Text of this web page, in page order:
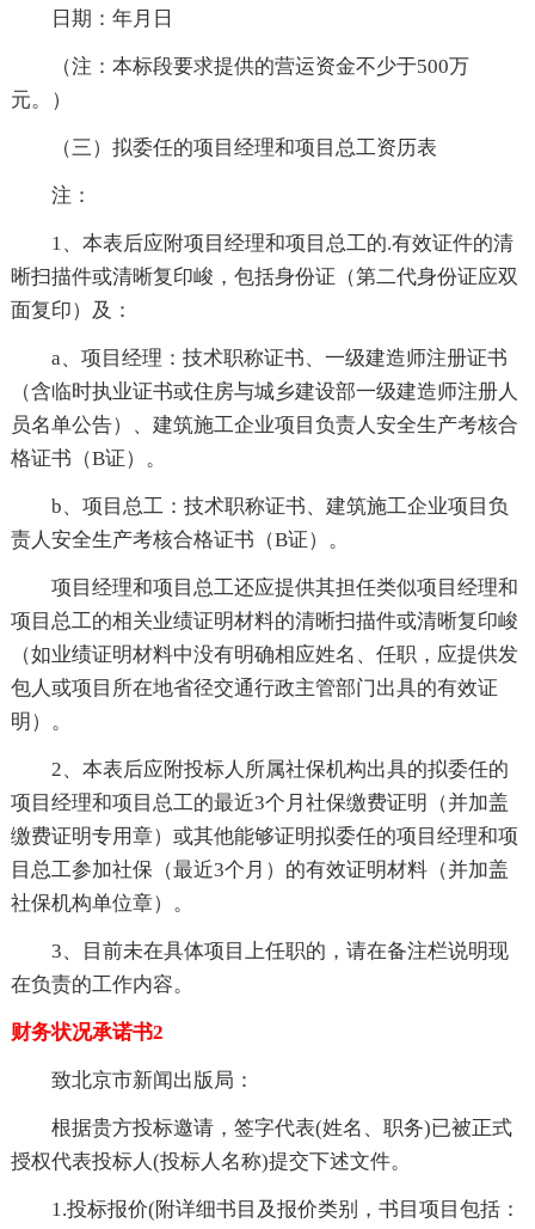
日期：年月日
（注：本标段要求提供的营运资金不少于500万
元。）
（三）拟委任的项目经理和项目总工资历表
注：
1、本表后应附项目经理和项目总工的.有效证件的清
晰扫描件或清晰复印峻，包括身份证（第二代身份证应双
面复印）及：
a、项目经理：技术职称证书、一级建造师注册证书
（含临时执业证书或住房与城乡建设部一级建造师注册人
员名单公告）、建筑施工企业项目负责人安全生产考核合
格证书（B证）。
b、项目总工：技术职称证书、建筑施工企业项目负
责人安全生产考核合格证书（B证）。
项目经理和项目总工还应提供其担任类似项目经理和
项目总工的相关业绩证明材料的清晰扫描件或清晰复印峻
（如业绩证明材料中没有明确相应姓名、任职，应提供发
包人或项目所在地省径交通行政主管部门出具的有效证
明）。
2、本表后应附投标人所属社保机构出具的拟委任的
项目经理和项目总工的最近3个月社保缴费证明（并加盖
缴费证明专用章）或其他能够证明拟委任的项目经理和项
目总工参加社保（最近3个月）的有效证明材料（并加盖
社保机构单位章）。
3、目前未在具体项目上任职的，请在备注栏说明现
在负责的工作内容。
财务状况承诺书2
致北京市新闻出版局：
根据贵方投标邀请，签字代表(姓名、职务)已被正式
授权代表投标人(投标人名称)提交下述文件。
1.投标报价(附详细书目及报价类别，书目项目包括：